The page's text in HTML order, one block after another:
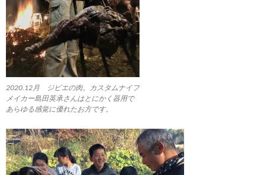
2020.12月 ジビエの肉。カスタムナイフ
メイカー島田英承さんはとにかく器用で
あらゆる感覚に優れたお方です。